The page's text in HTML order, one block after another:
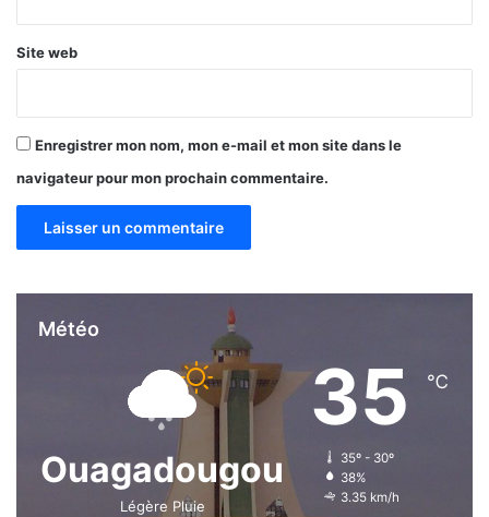
Site web
Enregistrer mon nom, mon e-mail et mon site dans le
navigateur pour mon prochain commentaire.
Météo
Ouagadougou
Légère Pluie
35 ℃
35º - 30º
38%
3.35 km/h